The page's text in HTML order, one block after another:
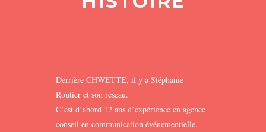
Derrière CHWETTE, il y a Stéphanie
Routier et son réseau.
C’est d’abord 12 ans d’expérience en agence
conseil en communication événementielle.